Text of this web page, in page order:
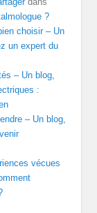
?
choisir – Un
un expert du
– Un blog,
:
– Un blog,
vécues